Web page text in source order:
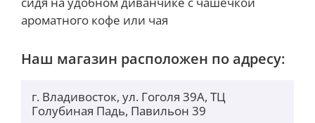
ароматного кофе или чая
Наш магазин расположен по адресу:
г. Владивосток, ул. Гоголя 39А, ТЦ
Голубиная Падь, Павильон 39